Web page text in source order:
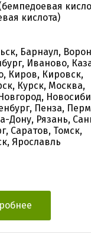
(бемпедоевая
кислота)
Барнаул,
Иваново,
Киров, Кировск,
Курск, Москва,
Пенза,
Дону, Рязань,
Саратов, Томск,
Ярославль